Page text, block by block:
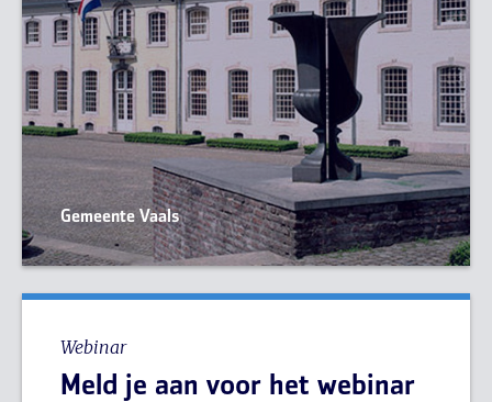
Gemeente Vaals
Webinar
Meld je aan voor het webinar